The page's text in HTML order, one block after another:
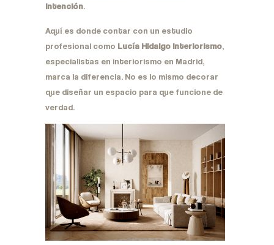
intención.
Aquí es donde contar con un estudio
profesional como Lucía Hidalgo Interiorismo,
especialistas en interiorismo en Madrid,
marca la diferencia. No es lo mismo decorar
que diseñar un espacio para que funcione de
verdad.